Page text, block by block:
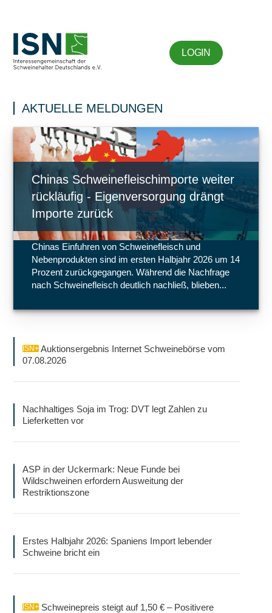
LOGIN
AKTUELLE MELDUNGEN
Chinas Schweinefleischimporte weiter
rückläufig - Eigenversorgung drängt
Importe zurück
Chinas Einfuhren von Schweinefleisch und
Nebenprodukten sind im ersten Halbjahr 2026 um 14
Prozent zurückgegangen. Während die Nachfrage
nach Schweinefleisch deutlich nachließ, blieben...
ISN+ Auktionsergebnis Internet Schweinebörse vom
07.08.2026
Nachhaltiges Soja im Trog: DVT legt Zahlen zu
Lieferketten vor
ASP in der Uckermark: Neue Funde bei
Wildschweinen erfordern Ausweitung der
Restriktionszone
Erstes Halbjahr 2026: Spaniens Import lebender
Schweine bricht ein
ISN+ Schweinepreis steigt auf 1,50 € – Positivere